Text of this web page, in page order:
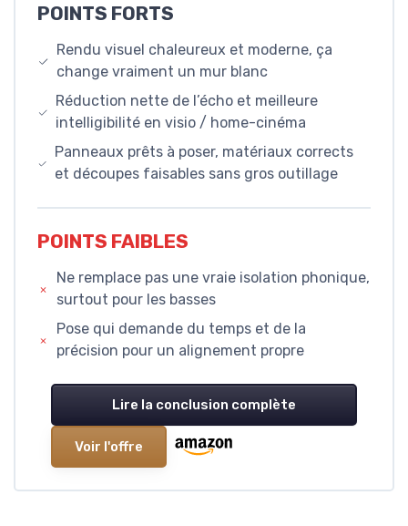
POINTS FORTS
Rendu visuel chaleureux et moderne, ça
change vraiment un mur blanc
Réduction nette de l’écho et meilleure
intelligibilité en visio / home-cinéma
Panneaux prêts à poser, matériaux corrects
et découpes faisables sans gros outillage
POINTS FAIBLES
Ne remplace pas une vraie isolation phonique,
surtout pour les basses
Pose qui demande du temps et de la
précision pour un alignement propre
Lire la conclusion complète
Voir l'offre